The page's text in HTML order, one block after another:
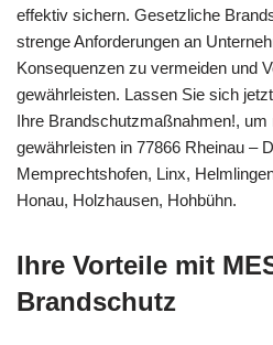
effektiv sichern. Gesetzliche
strenge Anforderungen an
Konsequenzen zu vermeiden und
gewährleisten. Lassen Sie sich
Ihre Brandschutzmaßnahmen!,
gewährleisten in 77866 Rheinau –
Memprechtshofen, Linx,
Honau, Holzhausen, Hohbühn.
Ihre Vorteile mit
Brandschutz